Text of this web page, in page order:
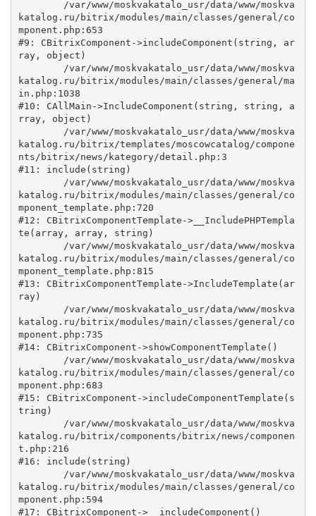
katalog.ru/bitrix/modules/main/classes/general/co
mponent.php:653
#9: CBitrixComponent->includeComponent(string, ar
ray, object)
katalog.ru/bitrix/modules/main/classes/general/ma
in.php:1038
#10: CAllMain->IncludeComponent(string, string, a
rray, object)
katalog.ru/bitrix/templates/moscowcatalog/compone
nts/bitrix/news/kategory/detail.php:3
#11: include(string)
katalog.ru/bitrix/modules/main/classes/general/co
mponent_template.php:720
#12: CBitrixComponentTemplate->__IncludePHPTempla
te(array, array, string)
katalog.ru/bitrix/modules/main/classes/general/co
mponent_template.php:815
#13: CBitrixComponentTemplate->IncludeTemplate(ar
ray)
katalog.ru/bitrix/modules/main/classes/general/co
mponent.php:735
#14: CBitrixComponent->showComponentTemplate()
katalog.ru/bitrix/modules/main/classes/general/co
mponent.php:683
#15: CBitrixComponent->includeComponentTemplate(s
tring)
katalog.ru/bitrix/components/bitrix/news/componen
t.php:216
#16: include(string)
katalog.ru/bitrix/modules/main/classes/general/co
mponent.php:594
#17: CBitrixComponent->__includeComponent()